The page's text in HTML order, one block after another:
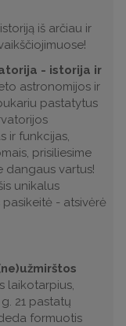
iš arčiau ir
- istorija ir
astronomijos ir
pastatytus
ir funkcijas,
prisiliesime
dangaus vartus!
unikalus
- atsivėrė
laikotarpius,
21 pastatų
formuotis